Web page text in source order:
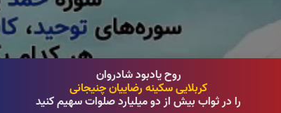
روح یادبود شادروان
کربلایی سکینه رضاییان چنیجانی
را در ثواب بیش از دو میلیارد صلوات سهیم کنید